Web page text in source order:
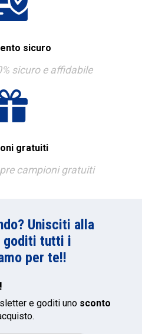
sicuro
sicuro e affidabile
gratuiti
campioni gratuiti
Unisciti alla
goditi tutti i
per te!!
e goditi uno sconto